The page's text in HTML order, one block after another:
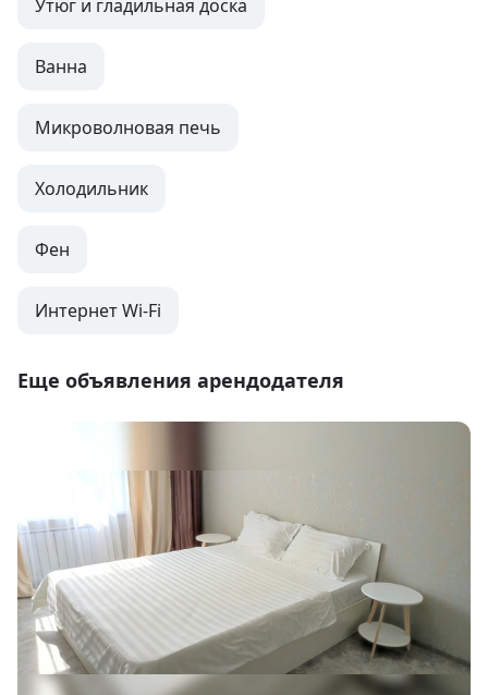
Утюг и гладильная доска
Ванна
Микроволновая печь
Холодильник
Фен
Интернет Wi-Fi
Еще объявления арендодателя